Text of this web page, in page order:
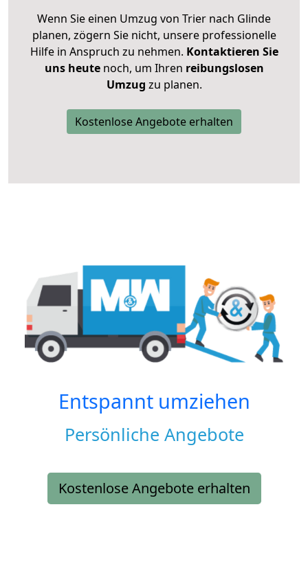
Wenn Sie einen Umzug von Trier nach Glinde
planen, zögern Sie nicht, unsere professionelle
Hilfe in Anspruch zu nehmen. Kontaktieren Sie
uns heutenoch, um Ihren reibungslosen
Umzug zu planen.
Kostenlose Angebote erhalten
Entspannt umziehen
Persönliche Angebote
Kostenlose Angebote erhalten